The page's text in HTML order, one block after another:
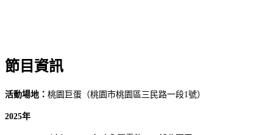
節目資訊
活動場地： 桃園巨蛋（桃園市桃園區三民路一段1號）
2025年